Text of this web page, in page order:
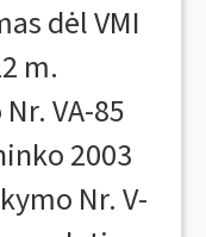
dėl VMI
m.
VA-85
2003
Nr. V-